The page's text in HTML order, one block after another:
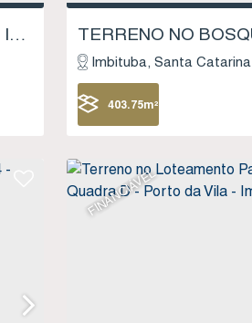
TERRENO NO LOTEAMENTO BOSQUE IMBITUBA - LOTE 21, QUADRA 16 - SAMBAQUI - IMBITUBA SC
Imbituba Santa Catarina
403.75m²
FINANCIÁVEL